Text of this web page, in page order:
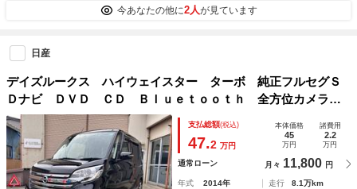
今あなたの他に2人が見ています
日産
デイズルークス ハイウェイスター ターボ 純正フルセグＳ
Ｄナビ ＤＶＤ ＣＤ Ｂｌｕｅｔｏｏｔｈ 全方位カメラ
後席モニター アイドリングストップ ＥＴＣ 両側電動スラ
イドドア ＨＩＤオート付 スマートキーＸ２ ドラレコ 純
正１５インチアルミ
支払総額(税込)
47.2 万円
本体価格
45
万円
諸費用
2.2
万円
通常ローン 月々 11,800 円
年式 2014年 走行
8.1万km